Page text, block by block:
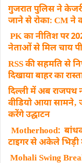
गुजरात पुलिस ने
जाने से रोकाः CM
PK का नीतिश पर
नेताओं से मिल चाय पी
RSS की सहमति से
दिखाया बाहर का
दिल्ली में अब राजपथ
वीडियो आया सामने‚
करेंगे उद्घाटन
Motherhood:
टाइगर से अकेले भिड़ी
Mohali Swing